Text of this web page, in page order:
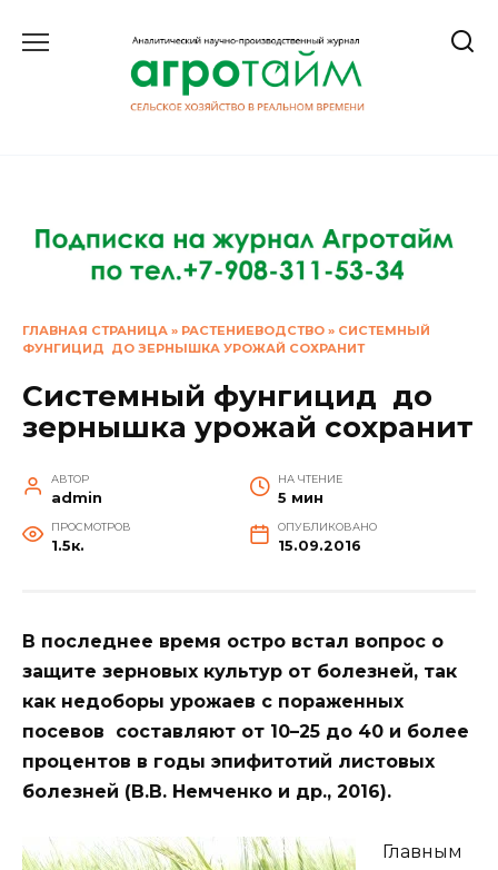
ГЛАВНАЯ СТРАНИЦА » РАСТЕНИЕВОДСТВО » СИСТЕМНЫЙ
ФУНГИЦИД ДО ЗЕРНЫШКА УРОЖАЙ СОХРАНИТ
Системный фунгицид до
зернышка урожай сохранит
АВТОР
admin
НА ЧТЕНИЕ
5 мин
ПРОСМОТРОВ
1.5к.
ОПУБЛИКОВАНО
15.09.2016
В последнее время остро встал вопрос о
защите зерновых культур от болезней, так
как недоборы урожаев с пораженных
посевов составляют от 10–25 до 40 и более
процентов в годы эпифитотий листовых
болезней (В.В. Немченко и др., 2016).
Главным